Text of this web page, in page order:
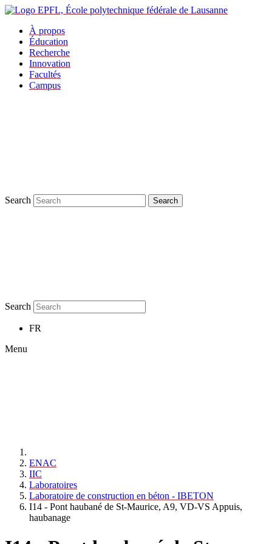
À propos
Éducation
Recherche
Innovation
Facultés
Campus
Search Search
Search
FR
Menu
ENAC
IIC
Laboratoires
Laboratoire de construction en béton - IBETON
I14 - Pont haubané de St-Maurice, A9, VD-VS Appuis,
haubanage